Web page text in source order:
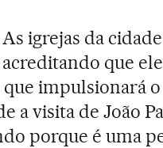
As igrejas da
acreditando que
que impulsionará
a visita de João
porque é uma